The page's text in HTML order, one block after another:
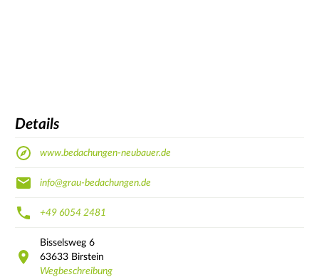
Details
www.bedachungen-neubauer.de
info@grau-bedachungen.de
+49 6054 2481
Bisselsweg 6
63633 Birstein
Wegbeschreibung